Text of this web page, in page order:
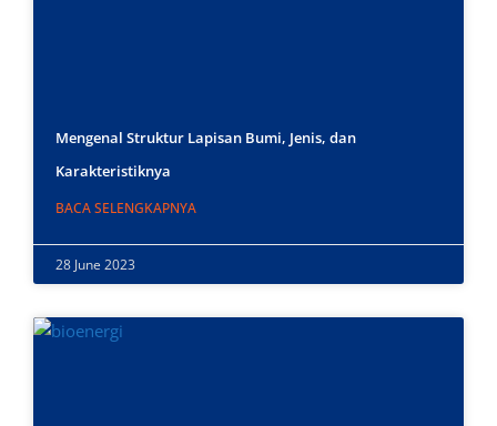
Mengenal Struktur Lapisan Bumi, Jenis, dan
Karakteristiknya
BACA SELENGKAPNYA
28 June 2023